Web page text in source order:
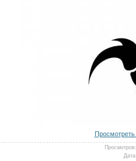
Просмотров
Дата